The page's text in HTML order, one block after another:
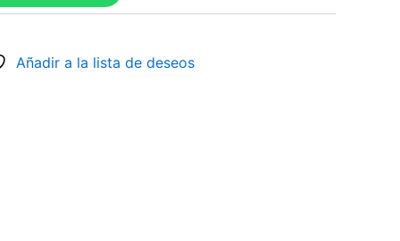
Añadir a la lista de deseos